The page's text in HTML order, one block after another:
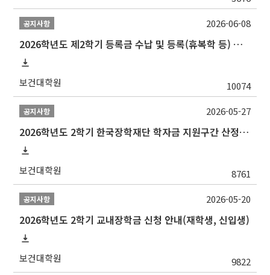
공지사항
2026학년도 제2학기 등록금 수납 및 등록(휴복학 등) 일정 안내
보건대학원 10074
2026-06-08
공지사항
2026학년도 2학기 한국장학재단 학자금 지원구간 산정 신청 안내
보건대학원 8761
2026-05-27
공지사항
2026학년도 2학기 교내장학금 신청 안내(재학생, 신입생)
보건대학원 9822
2026-05-20